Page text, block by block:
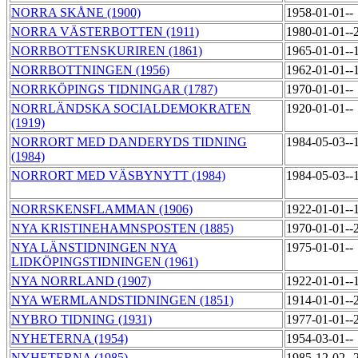
NORRA SKÅNE (1900)
1958-01-01--
NORRA VÄSTERBOTTEN (1911)
1980-01-
NORRBOTTENSKURIREN (1861)
1965-01-
NORRBOTTNINGEN (1956)
1962-01-
NORRKÖPINGS TIDNINGAR (1787)
1970-01-01--
NORRLÄNDSKA SOCIALDEMOKRATEN
(1919)
1920-01-01--
NORRORT MED DANDERYDS TIDNING
(1984)
1984-05-
NORRORT MED VÄSBYNYTT (1984) 1984-05-
NORRSKENSFLAMMAN (1906)
1922-01-
NYA KRISTINEHAMNSPOSTEN (1885)
1970-01-
NYA LÄNSTIDNINGEN NYA
LIDKÖPINGSTIDNINGEN (1961)
1975-01-01--
NYA NORRLAND (1907)
1922-01-
NYA WERMLANDSTIDNINGEN (1851)
1914-01-
NYBRO TIDNING (1931)
1977-01-
NYHETERNA (1954)
1954-03-01--